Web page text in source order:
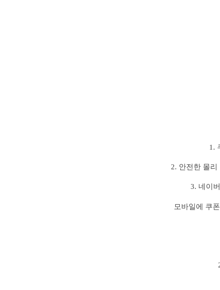
1.
2. 안전한 몰
3. 네이
모바일에 쿠